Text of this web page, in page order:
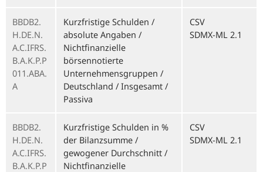
BBDB2.
H.DE.N.
A.C.IFRS.
B.A.K.P.P
011.ABA.
A
Kurzfristige Schulden /
absolute Angaben /
Nichtfinanzielle
börsennotierte
Unternehmensgruppen /
Deutschland / Insgesamt /
Passiva
CSV
SDMX-ML 2.1
BBDB2.
H.DE.N.
A.C.IFRS.
B.A.K.P.P
Kurzfristige Schulden in %
der Bilanzsumme /
gewogener Durchschnitt /
Nichtfinanzielle
CSV
SDMX-ML 2.1